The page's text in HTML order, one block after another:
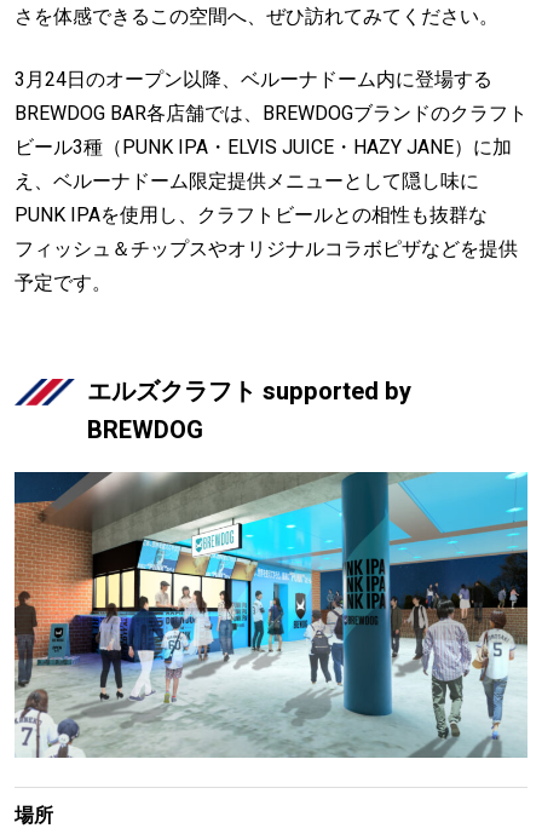
さを体感できるこの空間へ、ぜひ訪れてみてください。
3月24日のオープン以降、ベルーナドーム内に登場する
BREWDOG BAR各店舗では、BREWDOGブランドのクラフト
ビール3種（PUNK IPA・ELVIS JUICE・HAZY JANE）に加
え、ベルーナドーム限定提供メニューとして隠し味に
PUNK IPAを使用し、クラフトビールとの相性も抜群な
フィッシュ＆チップスやオリジナルコラボピザなどを提供
予定です。
エルズクラフト supported by
BREWDOG
場所